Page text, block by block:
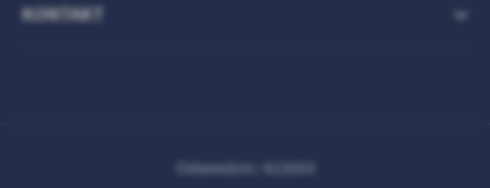
KONTAKT
Odwiedzin: 422693